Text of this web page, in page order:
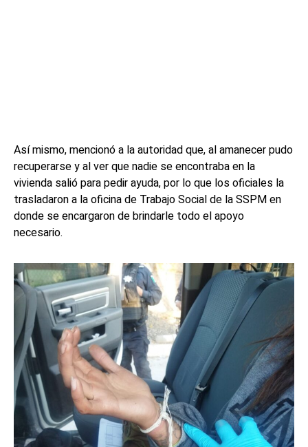
Así mismo, mencionó a la autoridad que, al amanecer pudo
recuperarse y al ver que nadie se encontraba en la
vivienda salió para pedir ayuda, por lo que los oficiales la
trasladaron a la oficina de Trabajo Social de la SSPM en
donde se encargaron de brindarle todo el apoyo
necesario.